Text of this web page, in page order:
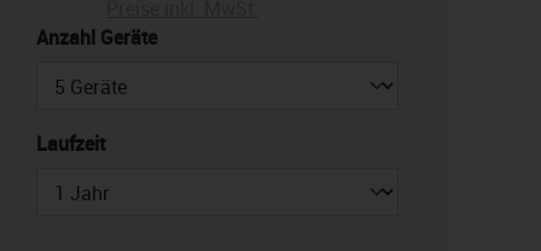
Anzahl Geräteauswählen
Laufzeitauswählen